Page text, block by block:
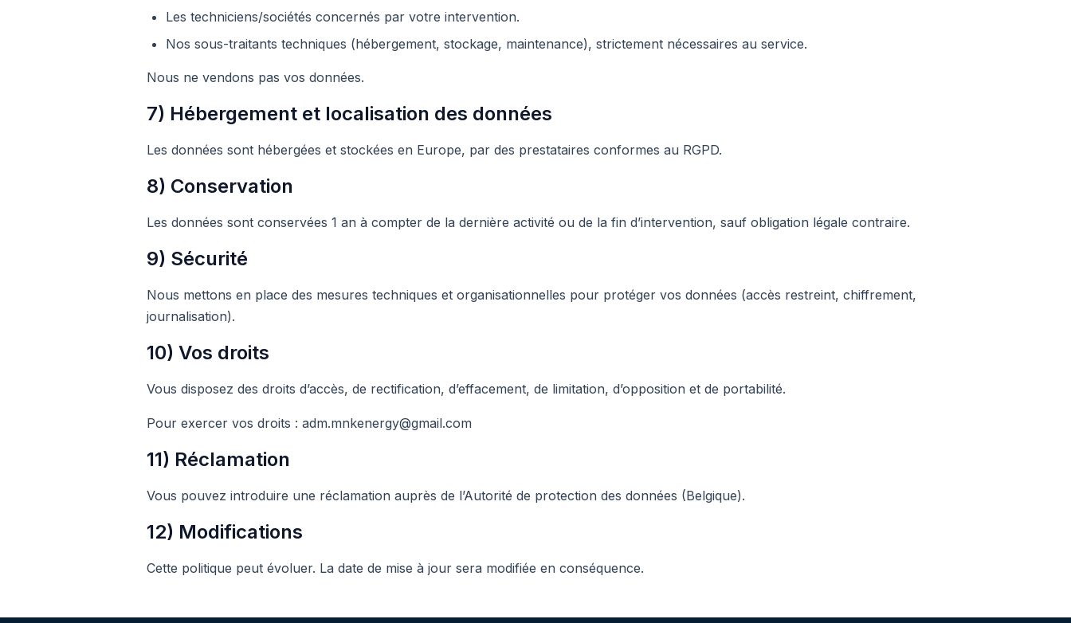
Les techniciens/sociétés concernés par votre intervention.
Nos sous-traitants techniques (hébergement, stockage, maintenance), strictement nécessaires au service.
Nous ne vendons pas vos données.
7) Hébergement et localisation des données
Les données sont hébergées et stockées en Europe, par des prestataires conformes au RGPD.
8) Conservation
Les données sont conservées 1 an à compter de la dernière activité ou de la fin d’intervention, sauf obligation légale contraire.
9) Sécurité
Nous mettons en place des mesures techniques et organisationnelles pour protéger vos données (accès restreint, chiffrement,
journalisation).
10) Vos droits
Vous disposez des droits d’accès, de rectification, d’effacement, de limitation, d’opposition et de portabilité.
Pour exercer vos droits : adm.mnkenergy@gmail.com
11) Réclamation
Vous pouvez introduire une réclamation auprès de l’Autorité de protection des données (Belgique).
12) Modifications
Cette politique peut évoluer. La date de mise à jour sera modifiée en conséquence.